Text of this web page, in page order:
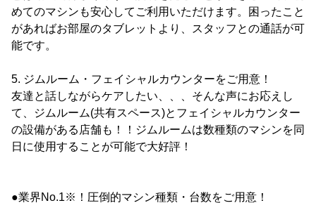
めてのマシンも安心してご利用いただけます。困ったこと
があればお部屋のタブレットより、スタッフとの通話が可
能です。
5. ジムルーム・フェイシャルカウンターをご用意！
友達と話しながらケアしたい、、、そんな声にお応えし
て、ジムルーム(共有スペース)とフェイシャルカウンター
の設備がある店舗も！！ジムルームは数種類のマシンを同
日に使用することが可能で大好評！
●業界No.1※！圧倒的マシン種類・台数をご用意！